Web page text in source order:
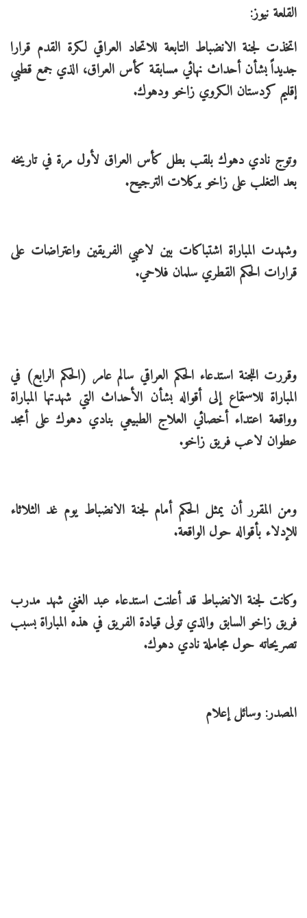
القلعة نيوز:
اتخذت لجنة الانضباط التابعة للاتحاد العراقي لكرة القدم قرارا
جديداً بشأن أحداث نهائي مسابقة كأس العراق، الذي جمع قطبي
إقليم كردستان الكروي زاخو ودهوك.
وتوج نادي دهوك بلقب بطل كأس العراق لأول مرة في تاريخه
بعد التغلب على زاخو بركلات الترجيح.
وشهدت المباراة اشتباكات بين لاعبي الفريقين واعتراضات على
قرارات الحكم القطري سلمان فلاحي.
وقررت اللجنة استدعاء الحكم العراقي سالم عامر (الحكم الرابع) في
المباراة للاستماع إلى أقواله بشأن الأحداث التي شهدتها المباراة
وواقعة اعتداء أخصائي العلاج الطبيعي بنادي دهوك على أمجد
عطوان لاعب فريق زاخو.
ومن المقرر أن يمثل الحكم أمام لجنة الانضباط يوم غد الثلاثاء
للإدلاء بأقواله حول الواقعة.
وكانت لجنة الانضباط قد أعلنت استدعاء عبد الغني شهد مدرب
فريق زاخو السابق والذي تولى قيادة الفريق في هذه المباراة بسبب
تصريحاته حول مجاملة نادي دهوك.
المصدر: وسائل إعلام